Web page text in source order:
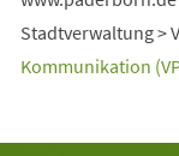
Stadtverwaltung >
Kommunikation